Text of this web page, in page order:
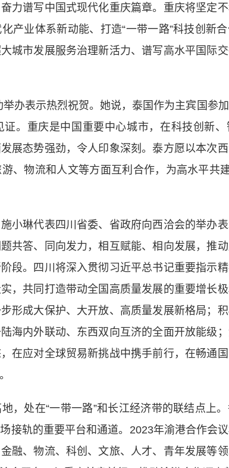
力谱写中国式现代化重庆篇章。重庆将坚定
产业体系新动能、打造“一带一路”科技创新
城市发展服务治理新活力、谱写高水平国际
表示热烈祝贺。她说，泰国作为主宾国参
证。重庆是中国重要中心城市，在科技创新
展态势强劲，令人印象深刻。泰方愿以本次
、物流和人文等方面互利合作，为高水平共
琳代表四川省委、省政府向西洽会的举办表
共答、同向发力，相互赋能、相向发展，推
段。四川将深入贯彻习近平总书记重要指示
，共同打造带动全国高质量发展的重要增长
形成大保护、大开放、高质量发展新格局；
海内外联动、东西双向互济的全面开放能级
在应对全球贸易新挑战中携手前行，在畅通
处在“一带一路”和长江经济带的联结点上
接轨的重要平台和通道。2023年渝港合作会
融、物流、科创、文旅、人才、青年发展等